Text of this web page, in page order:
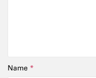
Name *